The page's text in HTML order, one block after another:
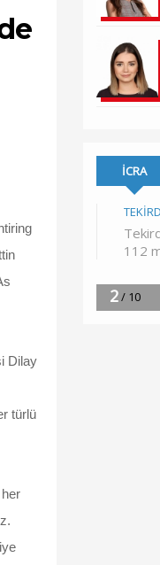
Dilay
türlü